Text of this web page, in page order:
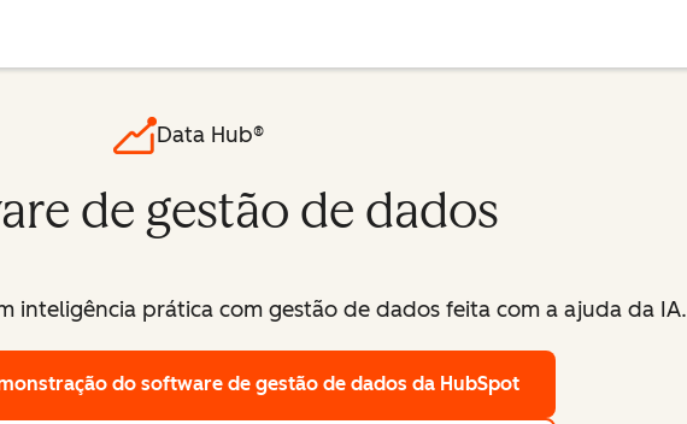
Data Hub®
de gestão de dados
inteligência prática com gestão de dados feita com a ajuda da IA.
do software de gestão de dados da HubSpot